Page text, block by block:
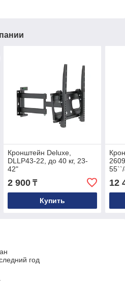
Кронштейн Deluxe,
DLLP43-22, до 40 кг, 23-
42"
2 900₸
Купить
12
год